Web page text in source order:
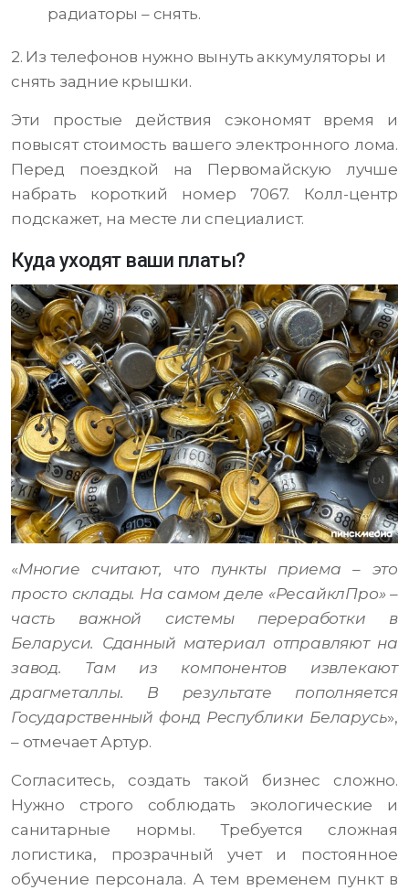
радиаторы – снять.
2. Из телефонов нужно вынуть аккумуляторы и
снять задние крышки.
Эти простые действия сэкономят время и
повысят стоимость вашего электронного лома.
Перед поездкой на Первомайскую лучше
набрать короткий номер 7067. Колл-центр
подскажет, на месте ли специалист.
Куда уходят ваши платы?
«Многие считают, что пункты приема – это
просто склады. На самом деле «РесайклПро» –
часть важной системы переработки в
Беларуси. Сданный материал отправляют на
завод. Там из компонентов извлекают
драгметаллы. В результате пополняется
Государственный фонд Республики Беларусь»,
– отмечает Артур.
Согласитесь, создать такой бизнес сложно.
Нужно строго соблюдать экологические и
санитарные нормы. Требуется сложная
логистика, прозрачный учет и постоянное
обучение персонала. А тем временем пункт в